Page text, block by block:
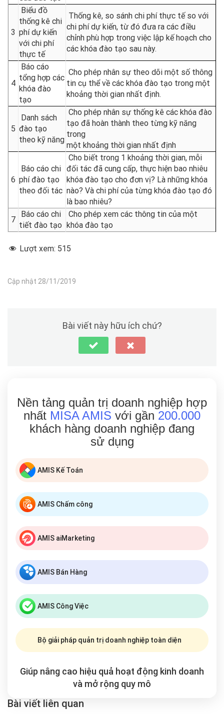
3
Biểu đồ
thống kê chi
phí dự kiến
với chi phí
thực tế
Thống kê, so sánh chi phí thực tế so với
chi phí dự kiến, từ đó đưa ra các điều
chỉnh phù hợp trong việc lập kế hoạch cho
các khóa đào tạo sau này.
4
Báo cáo
tổng hợp các
khóa đào
tạo
Cho phép nhân sự theo dõi một số thông
tin cụ thể về các khóa đào tạo trong một
khoảng thời gian nhất định.
5
Danh sách
đào tạo
theo kỹ năng
Cho phép nhân sự thống kê các khóa đào
tạo đã hoàn thành theo từng kỹ năng
trong
một khoảng thời gian nhất định
6
Báo cáo chi
phí đào tạo
theo đối tác
Cho biết trong 1 khoảng thời gian, mỗi
đối tác đã cung cấp, thực hiện bao nhiêu
khóa đào tạo cho đơn vị? Là những khóa
nào? Và chi phí của từng khóa đào tạo đó
là bao nhiêu?
7
Báo cáo chi
tiết đào tạo
Cho phép xem các thông tin của một
khóa đào tạo
Lượt xem: 515
Cập nhật 28/11/2019
Bài viết này hữu ích chứ?
Nền tảng quản trị doanh nghiệp hợp
nhất MISA AMIS với gần 200.000
khách hàng doanh nghiệp đang
sử dụng
AMIS Kế Toán
AMIS Chấm công
AMIS aiMarketing
AMIS Bán Hàng
AMIS Công Việc
Bộ giải pháp quản trị doanh nghiệp toàn diện
Giúp nâng cao hiệu quả hoạt động kinh doanh
và mở rộng quy mô
Bài viết liên quan